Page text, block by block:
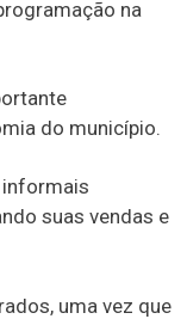
na
do município.
suas vendas e
uma vez que